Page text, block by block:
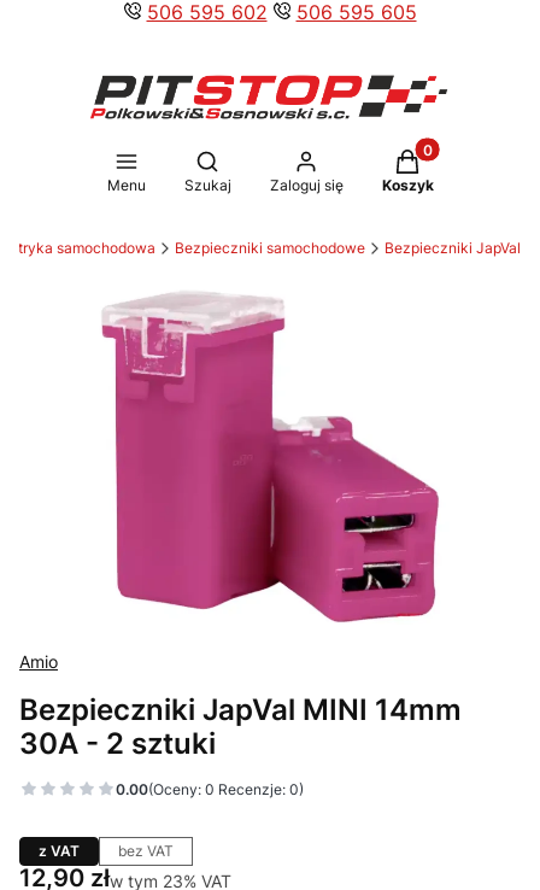
506 595 602 506 595 605
Menu
Otwórz wyszukiwarkę
Szukaj Zaloguj się
Produkty w
Koszyk
samochodowa Bezpieczniki samochodowe Bezpieczniki JapVal
Amio
Bezpieczniki JapVal MINI 14mm
30A - 2 sztuki
0.00(Oceny: 0 Recenzje: 0)
z VAT bez VAT
Cena
12,90 złw tym 23% VAT
w tym 23% VAT